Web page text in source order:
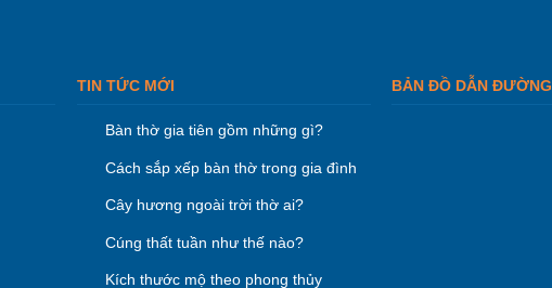
TIN TỨC MỚI
Bàn thờ gia tiên gồm những gì?
Cách sắp xếp bàn thờ trong gia đình
Cây hương ngoài trời thờ ai?
Cúng thất tuần như thế nào?
Kích thước mộ theo phong thủy
BẢN ĐỒ DẪN ĐƯỜNG